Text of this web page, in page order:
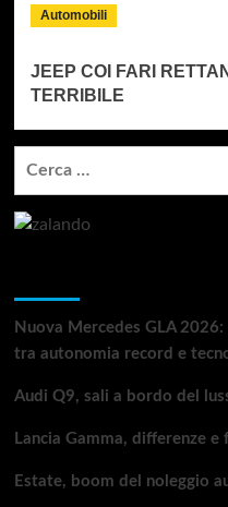
Automobili
JEEP COI FARI
TERRIBILE
Nuova Mercedes GLA
tra autonomia record e
Audi Q9, sali a bordo del
Lancia Gamma, differenze
Estate, boom del noleggio